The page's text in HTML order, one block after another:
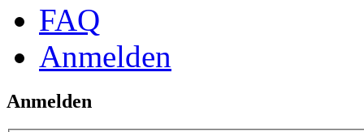
FAQ
Anmelden
Anmelden